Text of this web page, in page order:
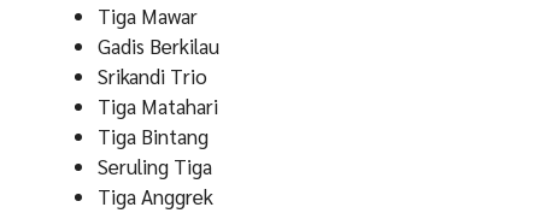
Tiga Mawar
Gadis Berkilau
Srikandi Trio
Tiga Matahari
Tiga Bintang
Seruling Tiga
Tiga Anggrek